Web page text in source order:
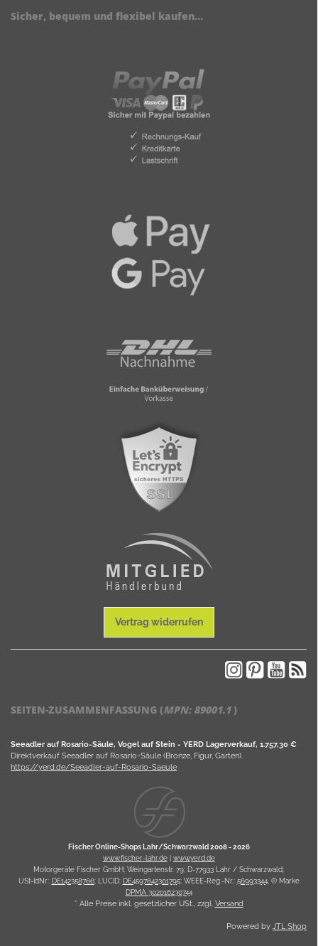
Sicher, bequem und flexibel kaufen...
Vertrag widerrufen
SEITEN-ZUSAMMENFASSUNG (MPN: 89001.1)
Seeadler auf Rosario-Säule, Vogel auf Stein - YERD Lagerverkauf, 1.757,30 €
Direktverkauf Seeadler auf Rosario-Säule (Bronze, Figur, Garten).
https://yerd.de/Seeadler-auf-Rosario-Saeule
Fischer Online-Shops Lahr/Schwarzwald 2008 -2026
www.fischer-lahr.de| www.yerd.de
Motorgeräte Fischer GmbH; Weingartenstr. 79; D-77933 Lahr / Schwarzwald;
USt-IdNr.: DE142358766; LUCID: DE4597642301795; WEEE-Reg.-Nr.: 56993344, ® Marke
DPMA 302016230744
* Alle Preise inkl. gesetzlicher USt., zzgl. Versand
Powered byJTL Shop